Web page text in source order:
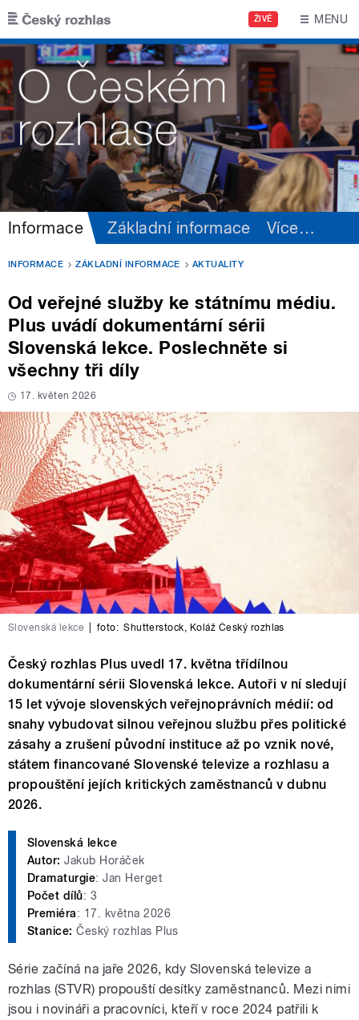
Přejít k hlavnímu obsahu
ŽIVĚ MENU
Informace Základní informace Více…
INFORMACE ZÁKLADNÍ INFORMACE AKTUALITY
Od veřejné služby ke státnímu médiu.
Plus uvádí dokumentární sérii
Slovenská lekce. Poslechněte si
všechny tři díly
17. květen 2026
Slovenská lekce foto: Shutterstock Koláž Český rozhlas
Český rozhlas Plus uvedl 17. května třídílnou
dokumentární sérii Slovenská lekce. Autoři v ní sledují
15 let vývoje slovenských veřejnoprávních médií: od
snahy vybudovat silnou veřejnou službu přes politické
zásahy a zrušení původní instituce až po vznik nové,
státem financované Slovenské televize a rozhlasu a
propouštění jejích kritických zaměstnanců v dubnu
2026.
Slovenská lekce
Autor: Jakub Horáček
Dramaturgie: Jan Herget
Počet dílů: 3
Premiéra: 17. května 2026
Stanice: Český rozhlas Plus
Série začíná na jaře 2026, kdy Slovenská televize a
rozhlas (STVR) propouští desítky zaměstnanců. Mezi nimi
jsou i novináři a pracovníci, kteří v roce 2024 patřili k